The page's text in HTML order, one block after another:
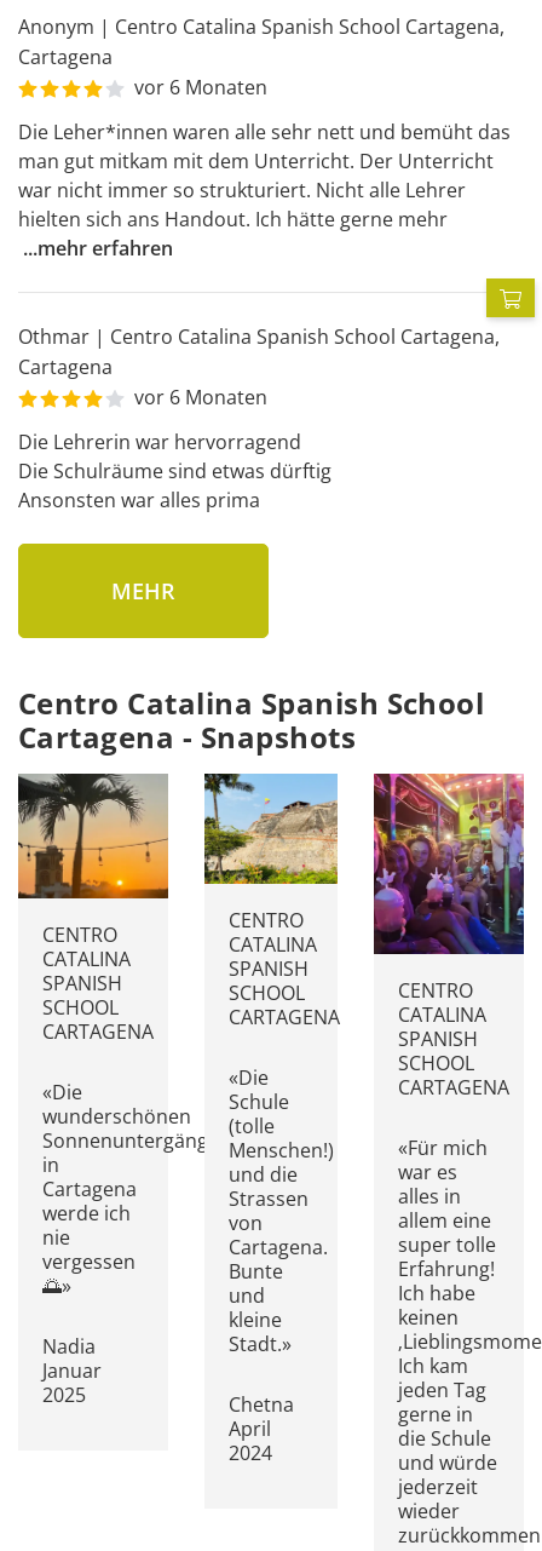
Anonym | Centro Catalina Spanish School Cartagena,
Cartagena
vor 6 Monaten
Die Leher*innen waren alle sehr nett und bemüht das
man gut mitkam mit dem Unterricht. Der Unterricht
war nicht immer so strukturiert. Nicht alle Lehrer
hielten sich ans Handout. Ich hätte gerne mehr
...mehr erfahren
Othmar | Centro Catalina Spanish School Cartagena,
Cartagena
vor 6 Monaten
Die Lehrerin war hervorragend
Die Schulräume sind etwas dürftig
Ansonsten war alles prima
MEHR
Centro Catalina Spanish School
Cartagena - Snapshots
CENTRO
CATALINA
SPANISH
SCHOOL
CARTAGENA
«Die
wunderschönen
Sonnenuntergänge
in
Cartagena
werde ich
nie
vergessen
🌅»
Nadia
Januar
2025
CENTRO
CATALINA
SPANISH
SCHOOL
CARTAGENA
«Die
Schule
(tolle
Menschen!)
und die
Strassen
von
Cartagena.
Bunte
und
kleine
Stadt.»
Chetna
April
2024
CENTRO
CATALINA
SPANISH
SCHOOL
CARTAGENA
«Für mich
war es
alles in
allem eine
super tolle
Erfahrung!
Ich habe
keinen
Ich kam
jeden Tag
gerne in
die Schule
und würde
jederzeit
wieder